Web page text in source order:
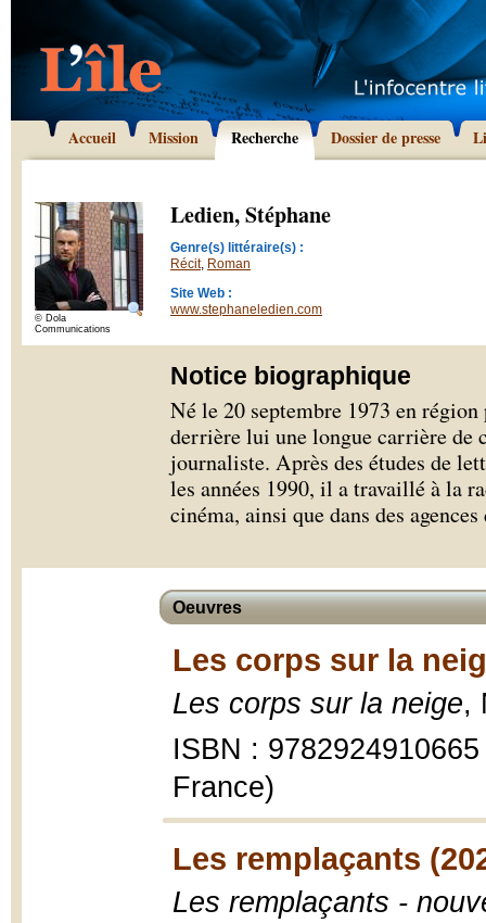
Accueil Mission Recherche Dossier de presse
© Dola
Communications
Ledien, Stéphane
Genre(s) littéraire(s) :
Récit, Roman
Site Web :
www.stephaneledien.com
Notice biographique
Né le 20 septembre 1973 en
derrière lui une longue carrière de
journaliste. Après des études de
les années 1990, il a travaillé à la
cinéma, ainsi que dans des
Oeuvres
Les corps sur la
Les corps sur la neige,
ISBN :
France)
Les remplaçants
Les remplaçants -